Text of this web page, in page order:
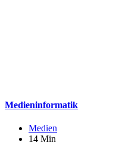
Medieninformatik
Medien
14 Min